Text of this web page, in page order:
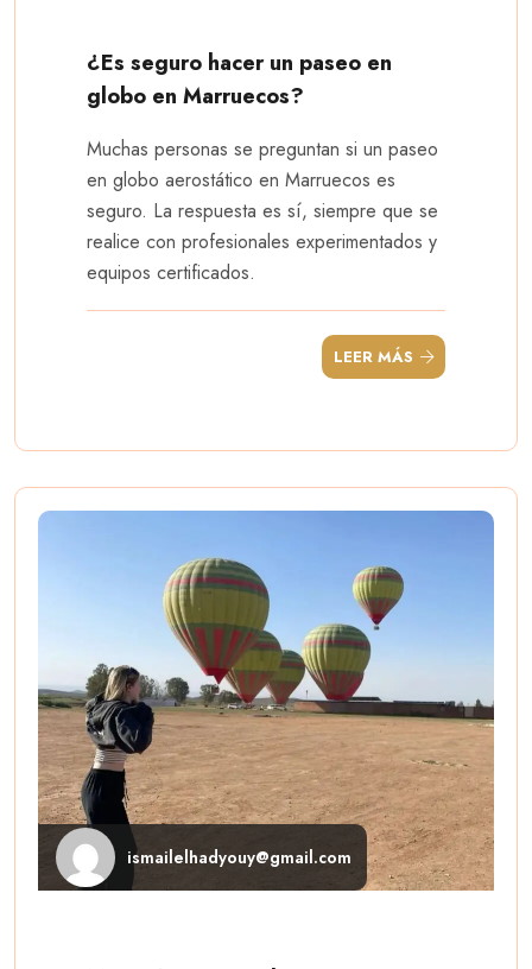
¿Es seguro hacer un paseo en
globo en Marruecos?
Muchas personas se preguntan si un paseo
en globo aerostático en Marruecos es
seguro. La respuesta es sí, siempre que se
realice con profesionales experimentados y
equipos certificados.
LEER MÁS
ismailelhadyouy@gmail.com